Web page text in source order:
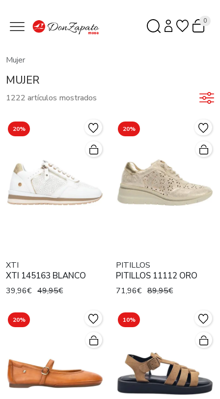
0
Mujer
MUJER
1222 artículos mostrados
20%
XTI
XTI 145163 BLANCO
39,96€ 49,95€
20%
PITILLOS
PITILLOS 11112 ORO
71,96€ 89,95€
20% 10%